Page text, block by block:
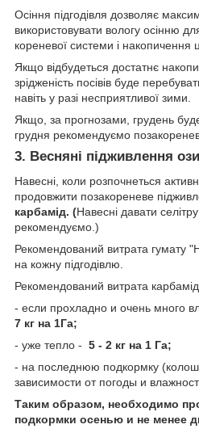
Осіння підгодівля дозволяє
використовувати вологу осінню
кореневої системи і накопичення
Якщо відбудеться достатнє
зрідженість посівів буде
навіть у разі несприятливої зими.
Якщо, за прогнозами, грудень
грудня рекомендуємо
3. Весняні підживлення
Навесні, коли розпочнеться
продовжити позакореневе
карбамід. (Навесні давати
рекомендуємо.)
Рекомендований витрата гумату
на кожну підгодівлю.
Рекомендований витрата
- если прохладно и очень много
7 кг на 1Га;
- уже тепло - 5 - 2 кг на 1 Га;
- на последнюю подкормку
зависимости от погоды и
Таким образом, необходимо
подкормки осенью и не менее